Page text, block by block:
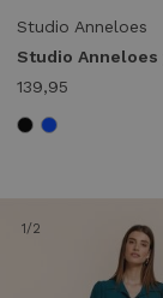
Studio Anneloes
139,95
1/2